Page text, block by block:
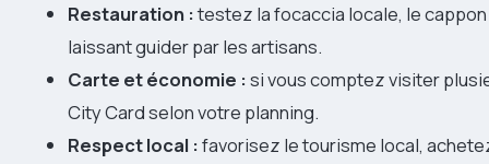
Restauration :testez la focaccia locale, le
laissant guider par les artisans.
Carte et économie : si vous comptez visiter
City Card selon votre planning.
Respect local : favorisez le tourisme local,